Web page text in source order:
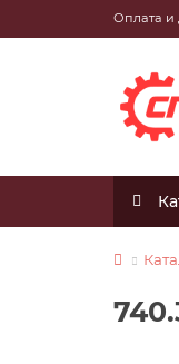
Оплата и